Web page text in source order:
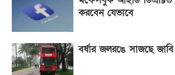
করবেন যেভাবে
বর্ষার জলরঙে সাজছে জাবি